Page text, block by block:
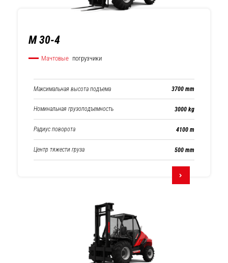
M 30-4
Мачтовые погрузчики
Максимальная высота подъема 3700 mm
Номинальная грузоподъемность 3000 kg
Радиус поворота 4100 m
Центр тяжести груза 500 mm